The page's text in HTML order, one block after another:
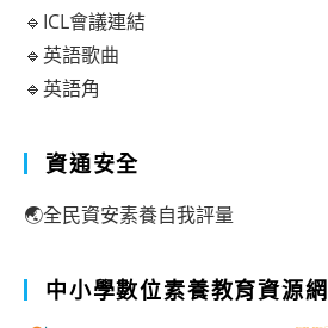
🔹ICL會議連結
🔹英語歌曲
🔹英語角
資通安全
🌏全民資安素養自我評量
中小學數位素養教育資源網